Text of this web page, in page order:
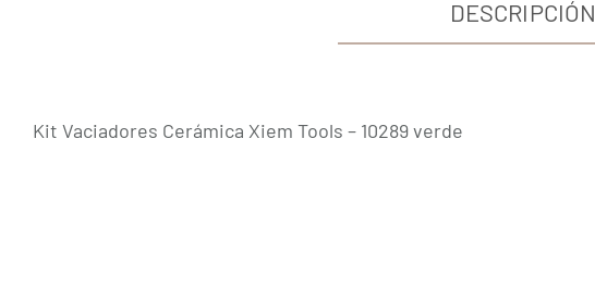
DESCRIPCIÓN
Kit Vaciadores Cerámica Xiem Tools – 10289 verde